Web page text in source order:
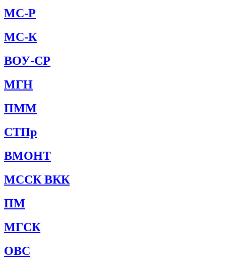
МС-Р
МС-К
ВОУ-СР
МГН
ПММ
СТПр
ВМОНТ
МССК ВКК
ПМ
МГСК
ОВС